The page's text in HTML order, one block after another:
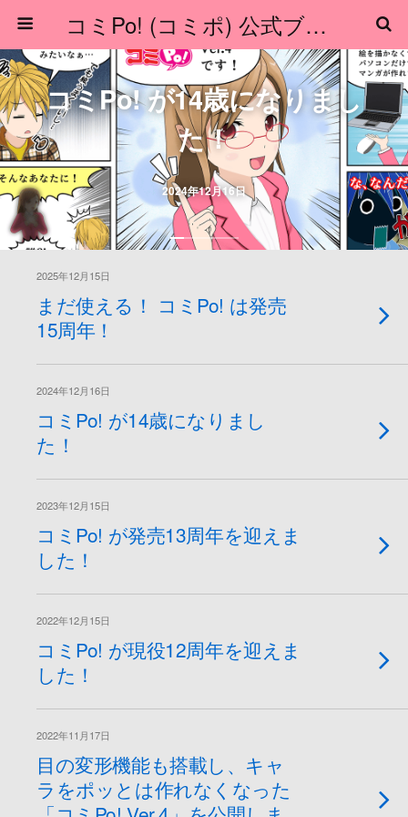
コミPo! (コミポ) 公式ブログ
2024年12月16日
コミPo! が14歳になりまし
た！
2025年12月15日
まだ使える！ コミPo! は発売
15周年！
2024年12月16日
コミPo! が14歳になりまし
た！
2023年12月15日
コミPo! が発売13周年を迎えま
した！
2022年12月15日
コミPo! が現役12周年を迎えま
した！
2022年11月17日
目の変形機能も搭載し、キャ
ラをポッとは作れなくなった